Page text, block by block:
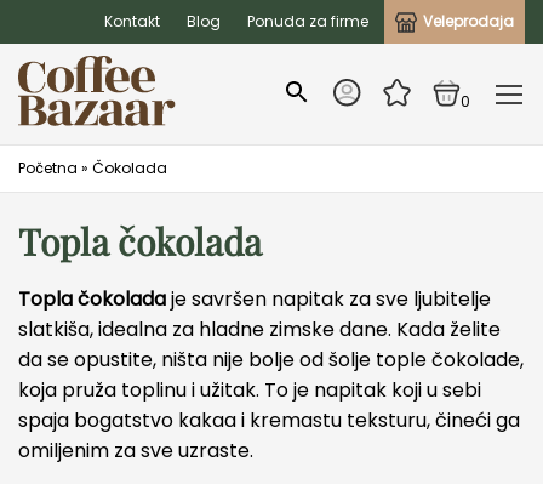
Kontakt Blog Ponuda za firme Veleprodaja
0
Početna » Čokolada
Topla čokolada
Topla čokoladaje savršen napitak za sve ljubitelje
slatkiša, idealna za hladne zimske dane. Kada želite
da se opustite, ništa nije bolje od šolje tople čokolade,
koja pruža toplinu i užitak. To je napitak koji u sebi
spaja bogatstvo kakaa i kremastu teksturu, čineći ga
omiljenim za sve uzraste.